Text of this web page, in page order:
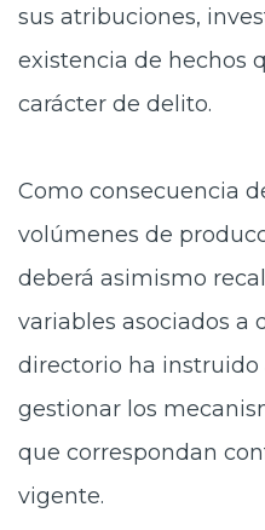
sus atribuciones,
existencia de hechos
carácter de delito.
Como consecuencia
volúmenes de
deberá asimismo
variables asociados a
directorio ha
gestionar los
que correspondan
vigente.